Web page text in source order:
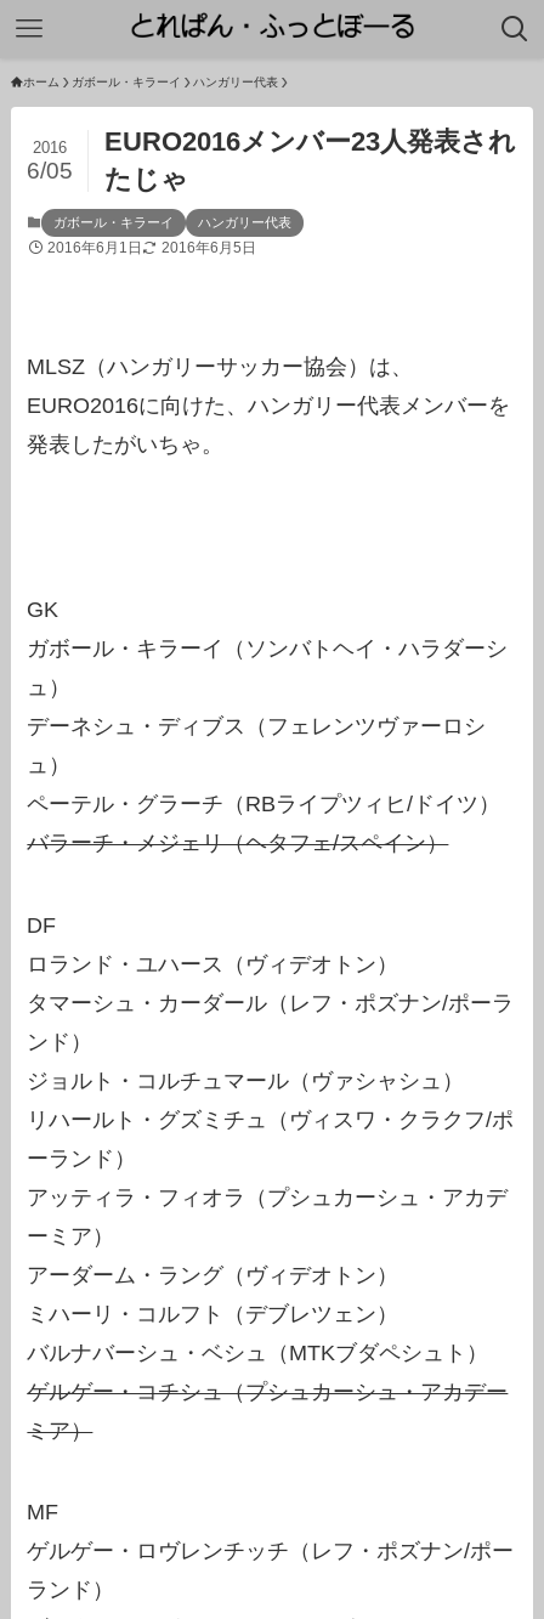
ホーム ガボール・キラーイ ハンガリー代表
EURO2016メンバー23人発表され
たじゃ
2016
6/05
ガボール・キラーイ ハンガリー代表
2016年6月1日 2016年6月5日
MLSZ（ハンガリーサッカー協会）は、
EURO2016に向けた、ハンガリー代表メンバーを
発表したがいちゃ。
GK
ガボール・キラーイ（ソンバトヘイ・ハラダーシ
ュ）
デーネシュ・ディブス（フェレンツヴァーロシ
ュ）
ペーテル・グラーチ（RBライプツィヒ/ドイツ）
バラーチ・メジェリ（ヘタフェ/スペイン）
DF
ロランド・ユハース（ヴィデオトン）
タマーシュ・カーダール（レフ・ポズナン/ポーラ
ンド）
ジョルト・コルチュマール（ヴァシャシュ）
リハールト・グズミチュ（ヴィスワ・クラクフ/ポ
ーランド）
アッティラ・フィオラ（プシュカーシュ・アカデ
ーミア）
アーダーム・ラング（ヴィデオトン）
ミハーリ・コルフト（デブレツェン）
バルナバーシュ・ベシュ（MTKブダペシュト）
ゲルゲー・コチシュ（プシュカーシュ・アカデー
ミア）
MF
ゲルゲー・ロヴレンチッチ（レフ・ポズナン/ポー
ランド）